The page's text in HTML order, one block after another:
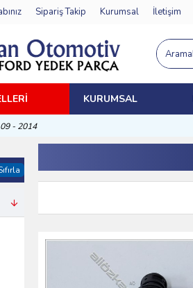
Sipariş Takip Kurumsal İletişim
KURUMSAL
09 - 2014